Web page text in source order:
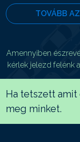
TOVÁBB
Amennyiben
kérlek jelezd felénk
Ha tetszett amit
meg minket.